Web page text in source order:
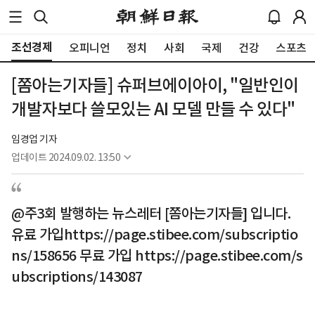
조선경제 오피니언 정치 사회 국제 건강 스포츠
[쫌아는기자들] 슈퍼브에이아이, "일반인이
개발자보다 쓸모있는 AI 모델 만들 수 있다"
임경업 기자
업데이트 2024.09.02. 13:50
@주3회 발행하는 뉴스레터 [쫌아는기자들] 입니다.
유료 가입https://page.stibee.com/subscriptio
ns/158656 무료 가입 https://page.stibee.com/s
ubscriptions/143087